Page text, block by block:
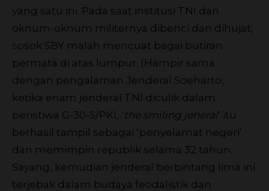
yang satu ini. Pada saat institusi TNI dan
oknum-oknum militernya dibenci dan dihujat,
sosok SBY malah mencuat bagai butiran
permata di atas lumpur. (Hampir sama
dengan pengalaman Jenderal Soeharto,
ketika enam jenderal TNI diculik dalam
peristiwa G-30-S/PKI, ‘ the smiling jeneral‘ itu
berhasil tampil sebagai ‘penyelamat negeri’
dan memimpin republik selama 32 tahun.
Sayang, kemudian jenderal berbintang lima ini
terjebak dalam budaya feodalistik dan